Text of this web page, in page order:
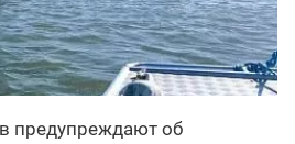
предупреждают об